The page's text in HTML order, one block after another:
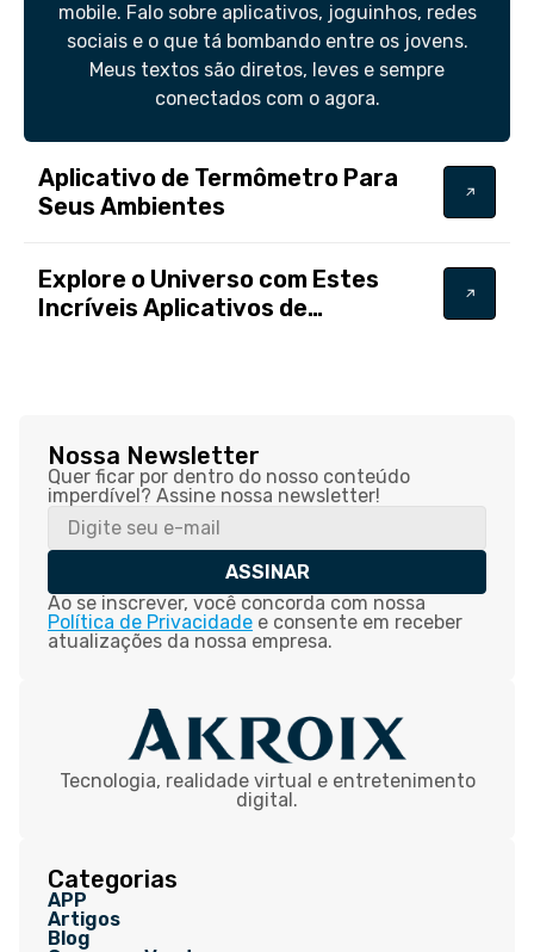
mobile. Falo sobre aplicativos, joguinhos, redes
sociais e o que tá bombando entre os jovens.
Meus textos são diretos, leves e sempre
conectados com o agora.
Aplicativo de Termômetro Para
Seus Ambientes
Explore o Universo com Estes
Incríveis Aplicativos de
Nossa Newsletter
Quer ficar por dentro do nosso conteúdo
imperdível? Assine nossa newsletter!
ASSINAR
Ao se inscrever, você concorda com nossa
Política de Privacidade e consente em receber
atualizações da nossa empresa.
Tecnologia, realidade virtual e entretenimento
digital.
Categorias
APP
Artigos
Blog